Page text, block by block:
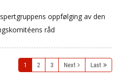
oppfølging av den
råd
1 2 3 Next Last